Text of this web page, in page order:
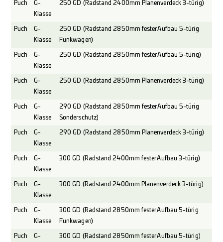
Puch
G-
Klasse
250 GD (Radstand 2400mm Planenverdeck 3-türig)
Puch
G-
Klasse
250 GD (Radstand 2850mm fester Aufbau 5-türig
Funkwagen)
Puch
G-
Klasse
250 GD (Radstand 2850mm fester Aufbau 5-türig)
Puch
G-
Klasse
250 GD (Radstand 2850mm Planenverdeck 3-türig)
Puch
G-
Klasse
290 GD (Radstand 2850mm fester Aufbau 5-türig
Sonderschutz)
Puch
G-
Klasse
290 GD (Radstand 2850mm Planenverdeck 3-türig)
Puch
G-
Klasse
300 GD (Radstand 2400mm fester Aufbau 3-türig)
Puch
G-
Klasse
300 GD (Radstand 2400mm Planenverdeck 3-türig)
Puch
G-
Klasse
300 GD (Radstand 2850mm fester Aufbau 5-türig
Funkwagen)
Puch
G-
300 GD (Radstand 2850mm fester Aufbau 5-türig)